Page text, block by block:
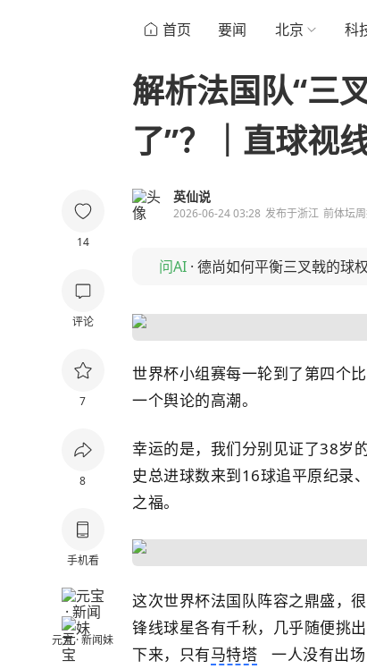
首页 要闻 北京 科
14
评论
7
8
手机看
元宝 · 新闻妹
解析法国队“三
了”？｜直球视
英仙说
2026-06-24 03:28 发布于浙江 前体坛
问AI · 德尚如何平衡三叉戟的球
世界杯小组赛每一轮到了第四个
一个舆论的高潮。
幸运的是，我们分别见证了38岁
史总进球数来到16球追平原纪录、
之福。
这次世界杯法国队阵容之鼎盛，
锋线球星各有千秋，几乎随便挑
下来，只有马特塔
一人没有出